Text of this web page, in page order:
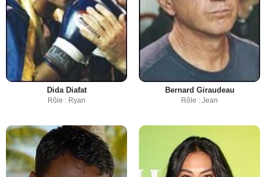
Dida Diafat
Rôle : Ryan
Bernard Giraudeau
Rôle : Jean